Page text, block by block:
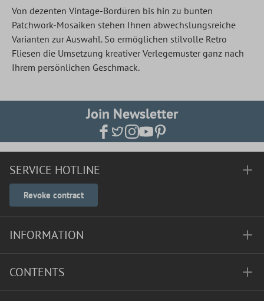
Von dezenten Vintage-Bordüren bis hin zu bunten
Patchwork-Mosaiken stehen Ihnen abwechslungsreiche
Varianten zur Auswahl. So ermöglichen stilvolle Retro
Fliesen die Umsetzung kreativer Verlegemuster ganz nach
Ihrem persönlichen Geschmack.
Join Newsletter
SERVICE HOTLINE
Revoke contract
INFORMATION
CONTENTS